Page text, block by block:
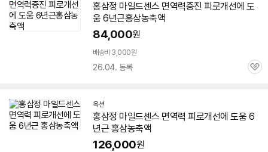
홍삼정 마일드센스 면역력증진 피로개선에 도
움 6년근홍삼농축액
84,000원
배송비 3,000원
26.04. 등록
관
옥션
홍삼정 마일드센스 면역력 피로개선에 도움 6
년근 홍삼농축액
126,000원